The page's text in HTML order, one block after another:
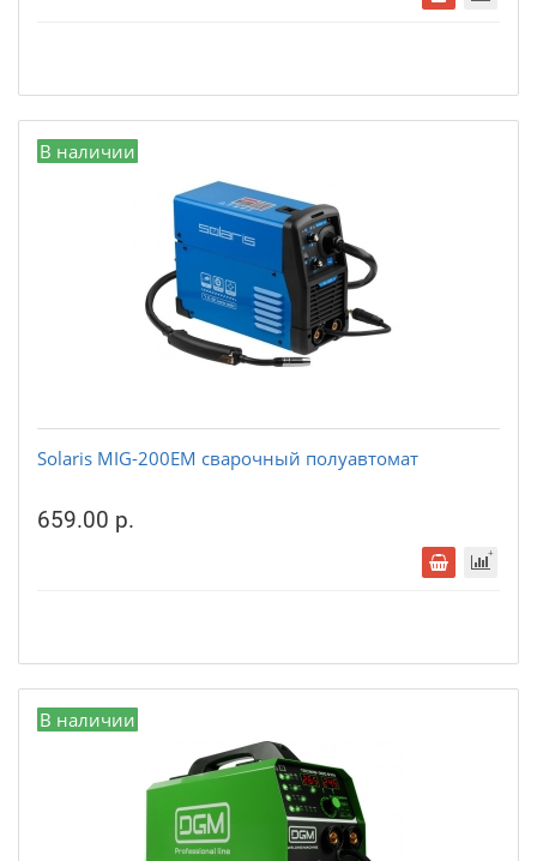
В наличии
Solaris MIG-200EM сварочный полуавтомат
659.00 р.
В наличии